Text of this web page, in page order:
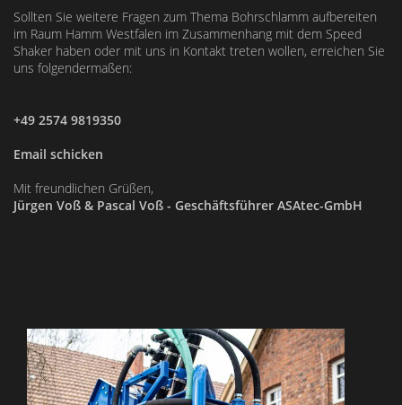
Sollten Sie weitere Fragen zum Thema Bohrschlamm aufbereiten
im Raum Hamm Westfalen im Zusammenhang mit dem Speed
Shaker haben oder mit uns in Kontakt treten wollen, erreichen Sie
uns folgendermaßen:
+49 2574 9819350
Email schicken
Mit freundlichen Grüßen,
Jürgen Voß & Pascal Voß - Geschäftsführer ASAtec-GmbH